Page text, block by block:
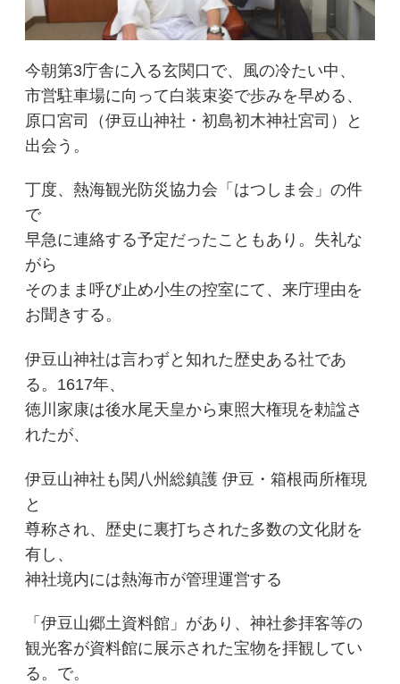
今朝第3庁舎に入る玄関口で、風の冷たい中、
市営駐車場に向って白装束姿で歩みを早める、
原口宮司（伊豆山神社・初島初木神社宮司）と
出会う。
丁度、熱海観光防災協力会「はつしま会」の件
で
早急に連絡する予定だったこともあり。失礼な
がら
そのまま呼び止め小生の控室にて、来庁理由を
お聞きする。
伊豆山神社は言わずと知れた歴史ある社であ
る。1617年、
徳川家康は後水尾天皇から東照大権現を勅諡さ
れたが、
伊豆山神社も関八州総鎮護 伊豆・箱根両所権現
と
尊称され、歴史に裏打ちされた多数の文化財を
有し、
神社境内には熱海市が管理運営する
「伊豆山郷土資料館」があり、神社参拝客等の
観光客が資料館に展示された宝物を拝観してい
る。で。